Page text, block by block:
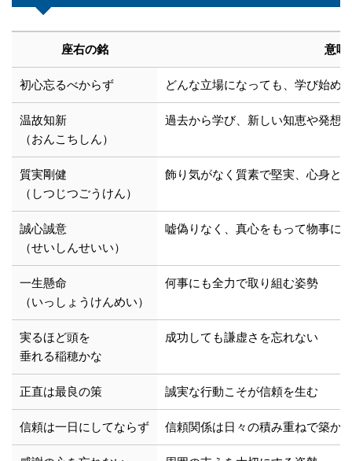
座右の銘 意味
初心忘るべからず どんな立場になっても、学び始め
温故知新
（おんこちしん）
過去から学び、新しい知恵や発想
質実剛健
（しつじつごうけん）
飾り気がなく質素で堅実、心身と
誠心誠意
（せいしんせいい）
嘘偽りなく、真心をもって物事に
一生懸命
（いっしょうけんめい）
何事にも全力で取り組む姿勢
実るほど頭を
垂れる稲穂かな
成功しても謙虚さを忘れない
正直は最良の策 誠実な行動こそが信頼を生む
信頼は一日にしてならず 信頼関係は日々の積み重ねで築か